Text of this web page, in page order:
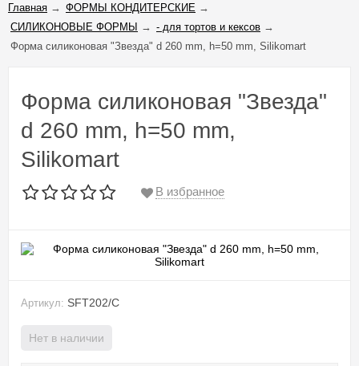
Главная → ФОРМЫ КОНДИТЕРСКИЕ →
СИЛИКОНОВЫЕ ФОРМЫ
→ - для тортов и кексов →
Форма силиконовая "Звезда" d 260 mm, h=50 mm, Silikomart
Форма силиконовая "Звезда"
d 260 mm, h=50 mm,
Silikomart
В избранное
Артикул: SFT202/C
Нет в наличии